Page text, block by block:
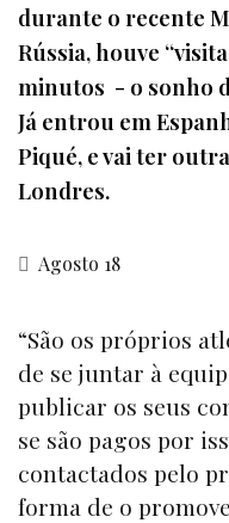
durante o recente
Rússia, houve
minutos - o sonho
Já entrou em
Piqué, e vai ter
Londres.
Agosto 18
“São os próprios
de se juntar à
publicar os seus
se são pagos por
contactados pelo
forma de o